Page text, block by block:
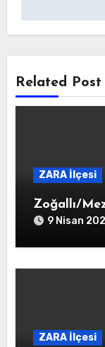
Related Post
ZARA İlçesi
Zoğallı/
9 Nisan
ZARA İlçesi